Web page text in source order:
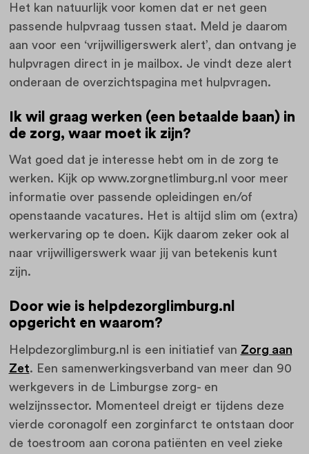
Het kan natuurlijk voor komen dat er net geen
passende hulpvraag tussen staat. Meld je daarom
aan voor een ‘vrijwilligerswerk alert’, dan ontvang je
hulpvragen direct in je mailbox. Je vindt deze alert
onderaan de overzichtspagina met hulpvragen.
Ik wil graag werken (een betaalde baan) in
de zorg, waar moet ik zijn?
Wat goed dat je interesse hebt om in de zorg te
werken. Kijk op www.zorgnetlimburg.nl voor meer
informatie over passende opleidingen en/of
openstaande vacatures. Het is altijd slim om (extra)
werkervaring op te doen. Kijk daarom zeker ook al
naar vrijwilligerswerk waar jij van betekenis kunt
zijn.
Door wie is helpdezorglimburg.nl
opgericht en waarom?
Helpdezorglimburg.nl is een initiatief van Zorg aan
Zet. Een samenwerkingsverband van meer dan 90
werkgevers in de Limburgse zorg- en
welzijnssector. Momenteel dreigt er tijdens deze
vierde coronagolf een zorginfarct te ontstaan door
de toestroom aan corona patiënten en veel zieke